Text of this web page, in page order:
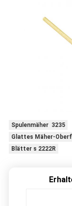
Spulenmäher 3235
Glattes Mäher-
Blätter s 2222R